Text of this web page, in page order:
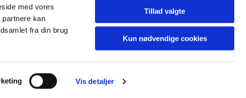
med vores
partnere kan
fra din brug
Vis detaljer
Tillad valgte
Kun nødvendige cookies